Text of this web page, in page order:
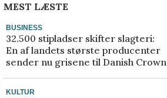
MEST LÆSTE
BUSINESS
32.500 stipladser skifter slagteri:
En af landets største producenter
sender nu grisene til Danish Crown
KULTUR